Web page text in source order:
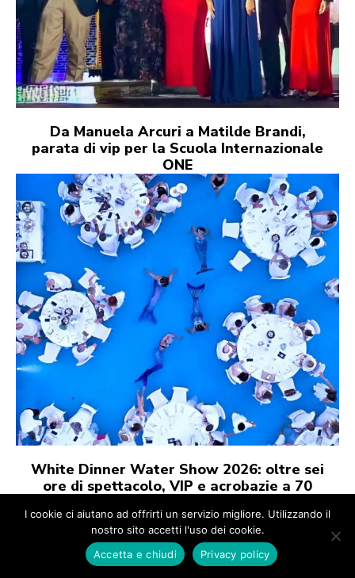
I cookie ci aiutano ad offrirti un servizio migliore. Utilizzando il
nostro sito accetti l'uso dei cookie.
Accetta e chiudi
Privacy policy